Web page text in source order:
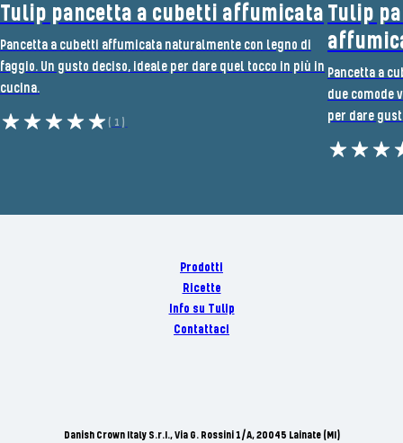
Tulip pancetta a cubetti affumicata
Pancetta a cubetti affumicata naturalmente con legno di
faggio. Un gusto deciso, ideale per dare quel tocco in più in
cucina.
(1)
Tulip
Pancetta a
due comode
per dare
Prodotti
Ricette
Info su Tulip
Contattaci
Danish Crown Italy S.r.I., Via G. Rossini 1/A, 20045 Lainate (MI)